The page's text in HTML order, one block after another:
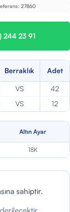
27860
244 23 91
Berraklık Adet
VS
42
VS 12
Altın Ayar
18K
sahiptir.